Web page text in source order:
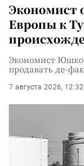
Экономист
Европы к
Экономист
продавать де-
7 августа 2026, 12:32